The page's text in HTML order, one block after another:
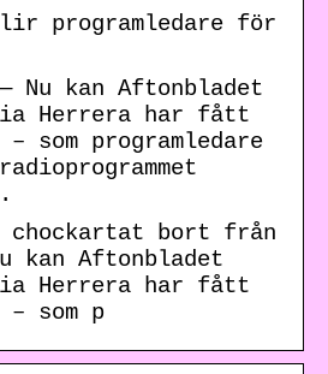
programledare för
Nu kan Aftonbladet
Herrera har fått
som programledare
chockartat bort från
kan Aftonbladet
Herrera har fått
som p